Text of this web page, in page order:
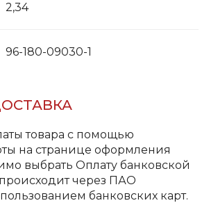
2,34
96-180-09030-1
товара с помощью
на странице оформления
выбрать Оплату банковской
через ПАО
банковских карт.